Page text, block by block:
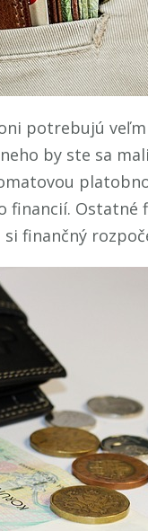
potrebujú
by ste sa
finančný